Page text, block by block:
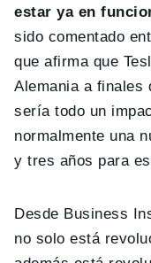
estar ya en
sido comentado
que afirma que
Alemania a finales
sería todo un
normalmente una
y tres años para
Desde Business
no solo está